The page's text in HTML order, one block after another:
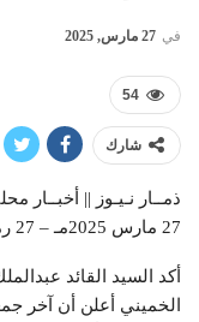
في 27 مارس, 2025
54
شارك
ذمــار نـيـوز || أخبــار
27 مارس 2025مـ – 27 رمضان 1446هـ
أكد السيد القائد
الخميني أعلن أن آخر